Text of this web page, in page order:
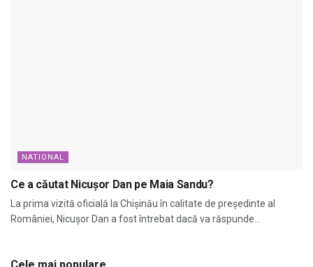
NATIONAL
Ce a căutat Nicușor Dan pe Maia Sandu?
La prima vizită oficială la Chișinău în calitate de președinte al
României, Nicușor Dan a fost întrebat dacă va răspunde...